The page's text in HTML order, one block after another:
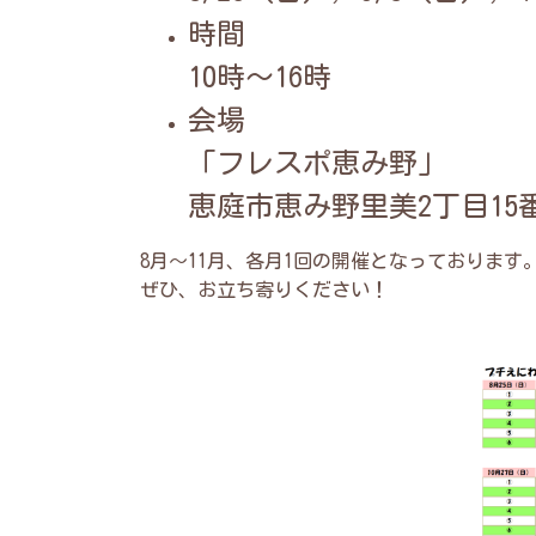
時間
10時～16時
会場
「フレスポ恵み野」
恵庭市恵み野里美2丁目15
8月～11月、各月1回の開催となっております
ぜひ、お立ち寄りください！